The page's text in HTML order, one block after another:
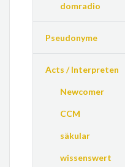
domradio
Pseudonyme
Acts / Interpreten
Newcomer
CCM
säkular
wissenswert